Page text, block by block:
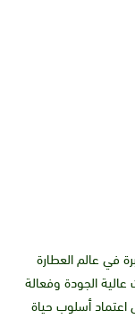
من 20 عاما من الخبرة في عالم العطارة
الجودة وفعالة
اعتماد أسلوب حياة